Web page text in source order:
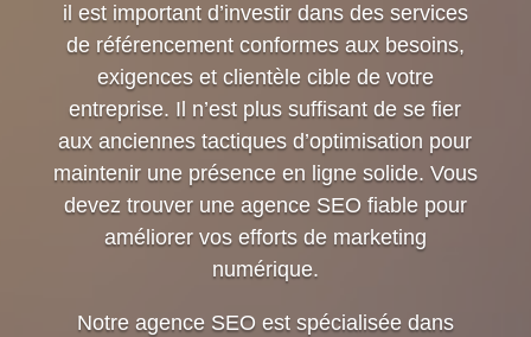
il est important d’investir dans des services
de référencement conformes aux besoins,
exigences et clientèle cible de votre
entreprise. Il n’est plus suffisant de se fier
aux anciennes tactiques d’optimisation pour
maintenir une présence en ligne solide. Vous
devez trouver une agence SEO fiable pour
améliorer vos efforts de marketing
numérique.
Notre agence SEO est spécialisée dans